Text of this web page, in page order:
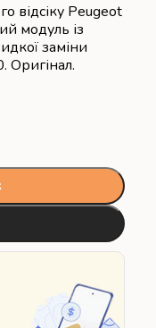
відсіку Peugeot
модуль із
заміни
Оригінал.